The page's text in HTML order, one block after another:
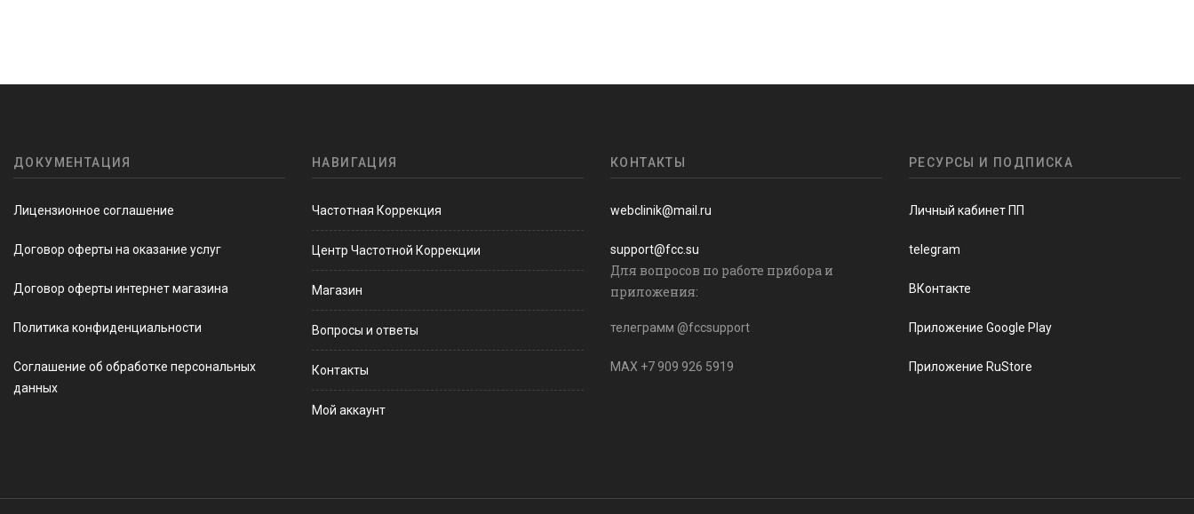
ДОКУМЕНТАЦИЯ
Лицензионное соглашение
Договор оферты на оказание услуг
Договор оферты интернет магазина
Политика конфиденциальности
Соглашение об обработке персональных
данных
НАВИГАЦИЯ
Частотная Коррекция
Центр Частотной Коррекции
Магазин
Вопросы и ответы
Контакты
Мой аккаунт
КОНТАКТЫ
webclinik@mail.ru
support@fcc.su
Для вопросов по работе прибора и
приложения:
телеграмм @fccsupport
MAX +7 909 926 5919
РЕСУРСЫ И ПОДПИСКА
Личный кабинет ПП
telegram
ВКонтакте
Приложение Google Play
Приложение RuStore